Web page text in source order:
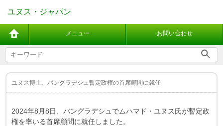
ユヌス・ジャパン
メニュー お問い合わせ
ユヌス博士、バングラデシュ暫定政権の首席顧問に就任
2024年8月8日、バングラデシュでムハマド・ユヌス氏が暫定政
権を率いる首席顧問に就任しました。